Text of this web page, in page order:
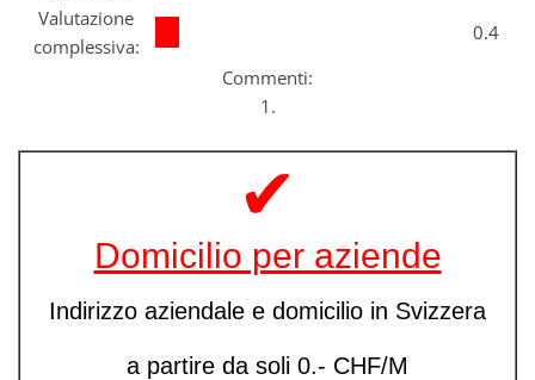
Valutazione
complessiva:
0.4
Commenti:
1.